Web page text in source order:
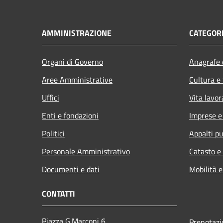
AMMINISTRAZIONE
Organi di Governo
Aree Amministrative
Uffici
Enti e fondazioni
Politici
Personale Amministrativo
Documenti e dati
Cultura
Vita
Imprese
Appalti
Catasto
Mobilità
CONTATTI